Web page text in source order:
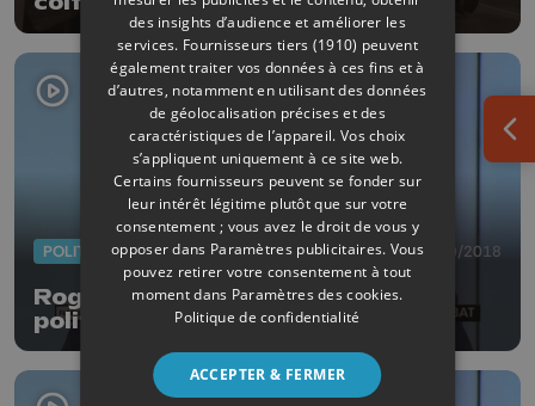
POLITIQUE 31/10/2018
Roger Lespagnard quitte la vie
politique
des insights d’audience et améliorer les
services. Fournisseurs tiers (1910) peuvent
également traiter vos données à ces fins et à
d’autres, notamment en utilisant des données
de géolocalisation précises et des
caractéristiques de l’appareil. Vos choix
s’appliquent uniquement à ce site web.
Certains fournisseurs peuvent se fonder sur
leur intérêt légitime plutôt que sur votre
consentement ; vous avez le droit de vous y
opposer dans Paramètres publicitaires. Vous
pouvez retirer votre consentement à tout
moment dans Paramètres des cookies.
Politique de confidentialité
ACCEPTER & FERMER